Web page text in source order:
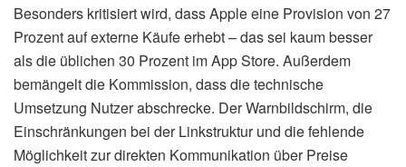
Besonders kritisiert wird, dass Apple eine Provision von 27
Prozent auf externe Käufe erhebt – das sei kaum besser
als die üblichen 30 Prozent im App Store. Außerdem
bemängelt die Kommission, dass die technische
Umsetzung Nutzer abschrecke. Der Warnbildschirm, die
Einschränkungen bei der Linkstruktur und die fehlende
Möglichkeit zur direkten Kommunikation über Preise